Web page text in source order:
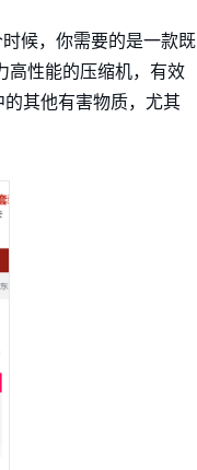
候，你需要的是一款既
高性能的压缩机，有效
其他有害物质，尤其